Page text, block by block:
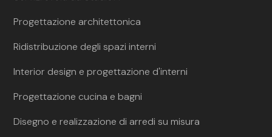
Progettazione architettonica
Ridistribuzione degli spazi interni
Interior design e progettazione d'interni
Progettazione cucina e bagni
Disegno e realizzazione di arredi su misura